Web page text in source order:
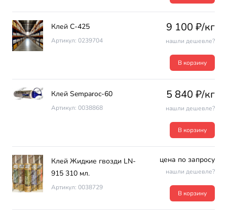
Клей С-425
Артикул: 0239704
9 100 ₽/кг
нашли дешевле?
В корзину
Клей Semparoc-60
Артикул: 0038868
5 840 ₽/кг
нашли дешевле?
В корзину
Клей Жидкие гвозди LN-
915 310 мл.
Артикул: 0038729
цена по запросу
нашли дешевле?
В корзину